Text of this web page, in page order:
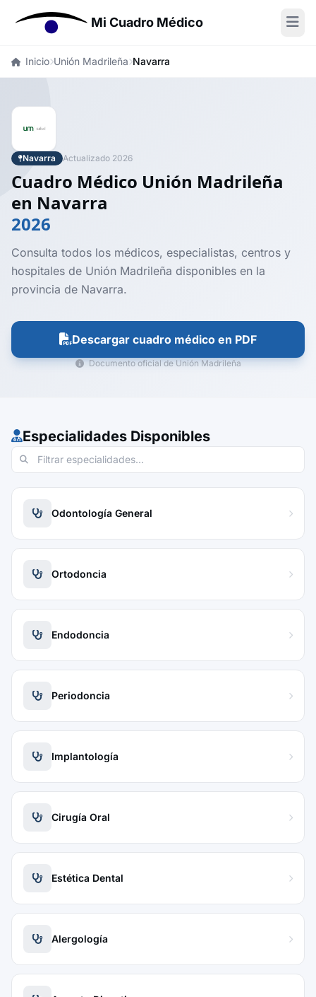
Mi Cuadro Médico
Inicio Unión Madrileña Navarra
Navarra Actualizado 2026
Cuadro Médico Unión Madrileña
en Navarra
2026
Consulta todos los médicos, especialistas, centros y
hospitales de Unión Madrileña disponibles en la
provincia de Navarra.
Descargar cuadro médico en PDF
Documento oficial de Unión Madrileña
Especialidades Disponibles
Odontología General
Ortodoncia
Endodoncia
Periodoncia
Implantología
Cirugía Oral
Estética Dental
Alergología